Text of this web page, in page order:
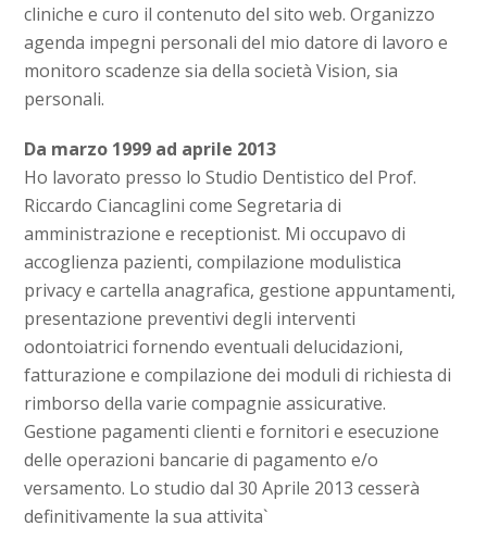
cliniche e curo il contenuto del sito web. Organizzo
agenda impegni personali del mio datore di lavoro e
monitoro scadenze sia della società Vision, sia
personali.
Da marzo 1999 ad aprile 2013
Ho lavorato presso lo Studio Dentistico del Prof.
Riccardo Ciancaglini come Segretaria di
amministrazione e receptionist. Mi occupavo di
accoglienza pazienti, compilazione modulistica
privacy e cartella anagrafica, gestione appuntamenti,
presentazione preventivi degli interventi
odontoiatrici fornendo eventuali delucidazioni,
fatturazione e compilazione dei moduli di richiesta di
rimborso della varie compagnie assicurative.
Gestione pagamenti clienti e fornitori e esecuzione
delle operazioni bancarie di pagamento e/o
versamento. Lo studio dal 30 Aprile 2013 cesserà
definitivamente la sua attivita`